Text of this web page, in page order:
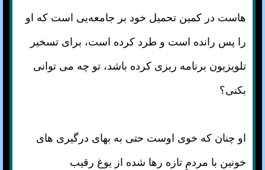
هاست در کمین تحمیل خود بر جامعه‌یی است که او
را پس رانده است و طرد کرده است، برای تسخیر
تلویزیون برنامه ریزی کرده باشد، تو چه می توانی
بکنی؟
او چنان که خوی اوست حتی به بهای درگیری های
خونین با مردمِ تازه رها شده از یوغ رقیب